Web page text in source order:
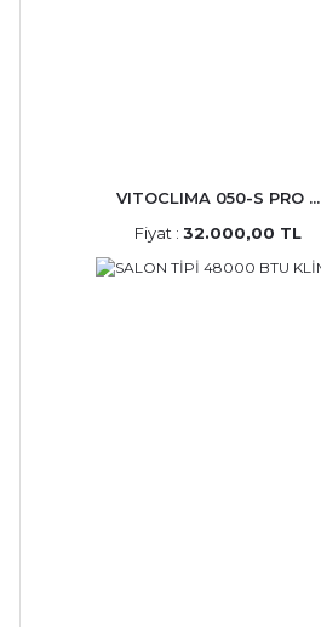
VITOCLIMA 050-S PRO ...
Fiyat : 32.000,00 TL